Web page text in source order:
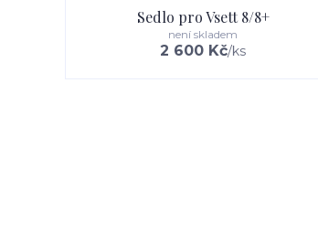
Sedlo pro Vsett 8/8+
2 600 Kč/ks
není skladem